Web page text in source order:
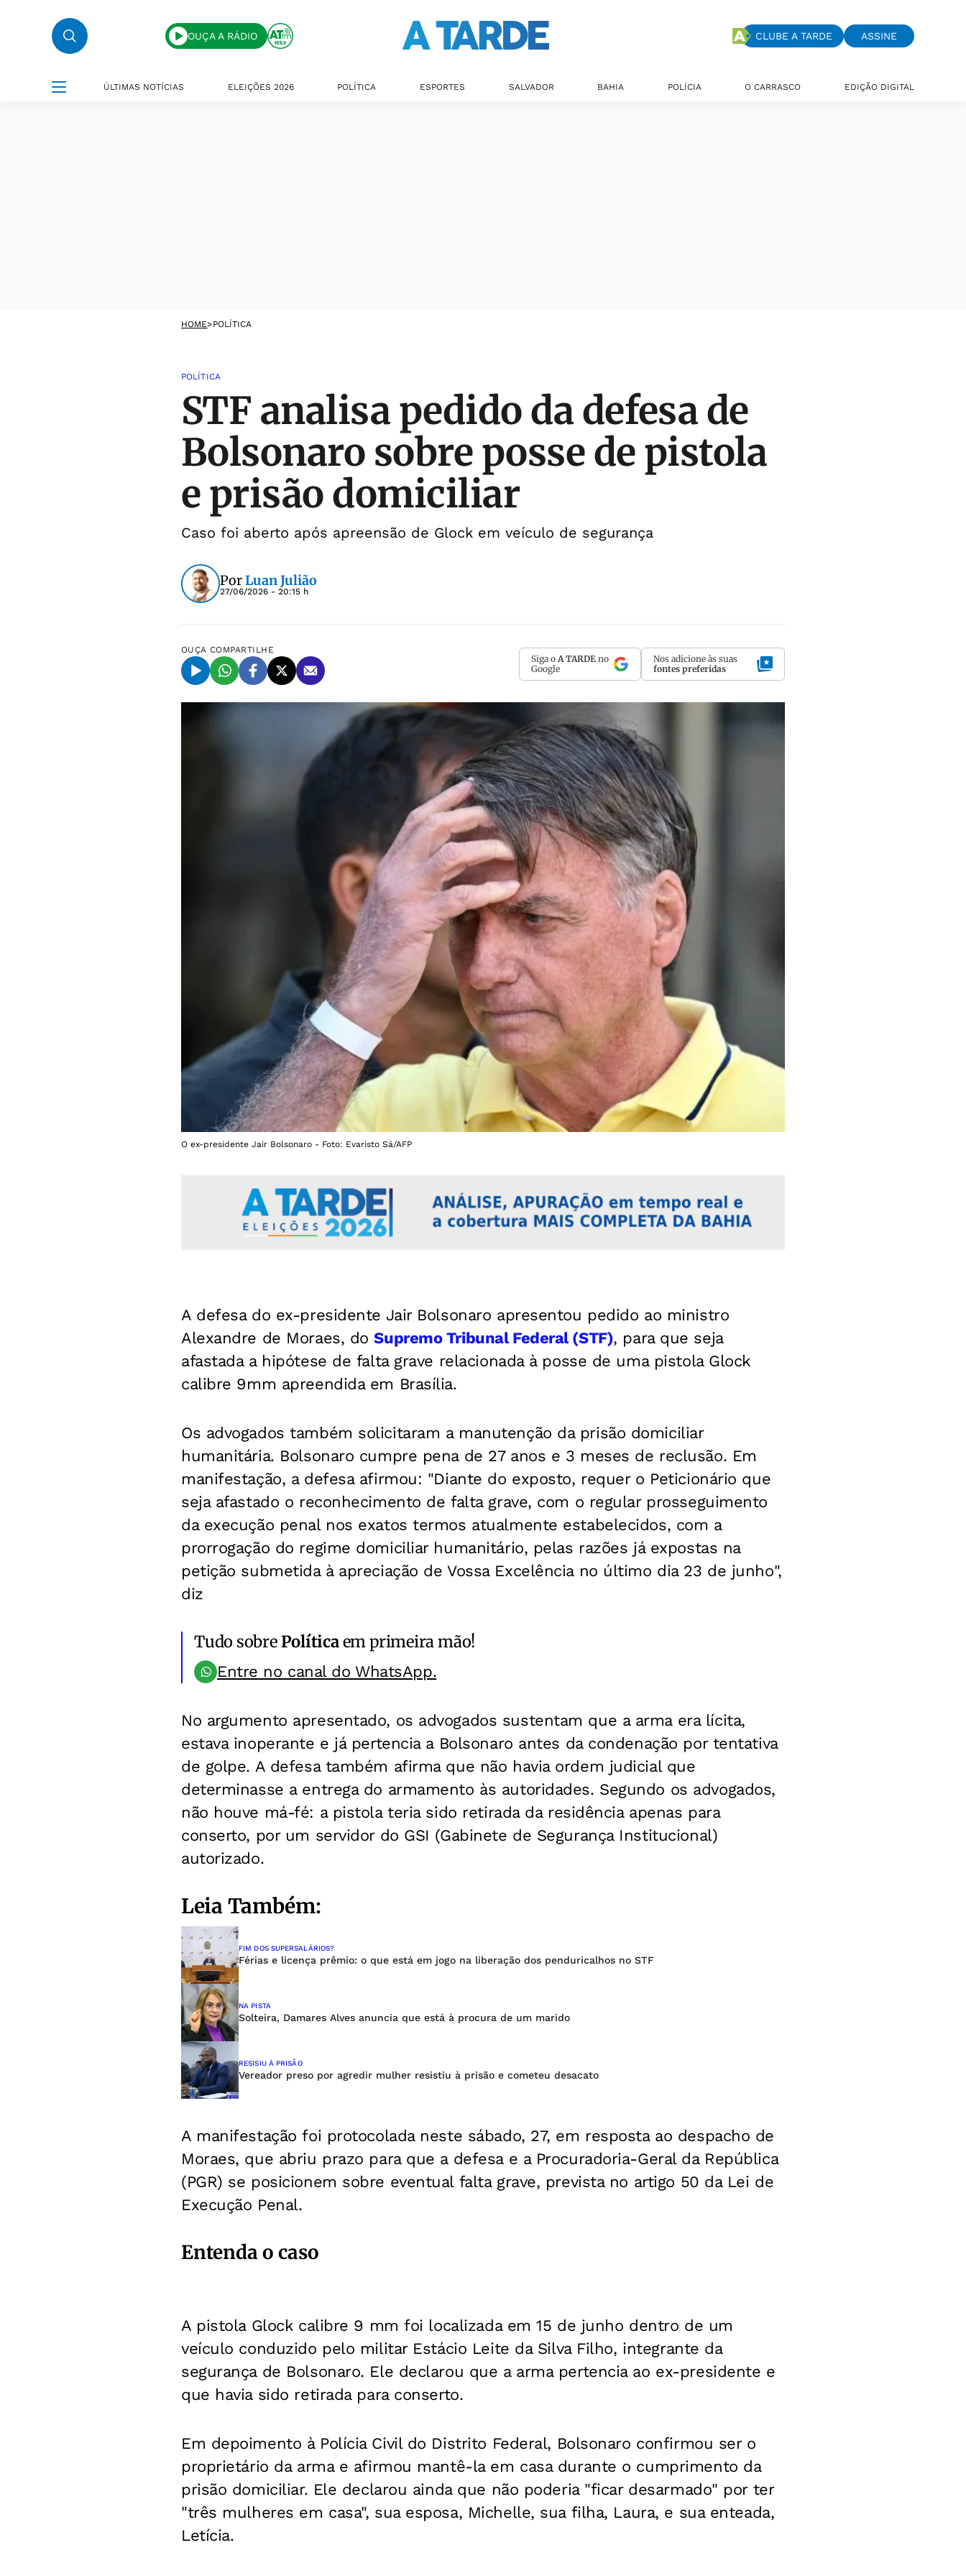
OUÇA A RÁDIO CLUBE A TARDE ASSINE
ÚLTIMAS NOTÍCIAS ELEIÇÕES 2026 POLÍTICA ESPORTES SALVADOR BAHIA POLÍCIA O CARRASCO EDIÇÃO DIGITAL
HOME>POLÍTICA
POLÍTICA
STF analisa pedido da defesa de
Bolsonaro sobre posse de pistola
e prisão domiciliar
Caso foi aberto após apreensão de Glock em veículo de segurança
PorLuan Julião
27/06/2026 - 20:15 h
OUÇA COMPARTILHE
Siga o A TARDE no
Google
Nos adicione às suas
fontes preferidas
O ex-presidente Jair Bolsonaro - Foto: Evaristo Sá/AFP
A defesa do ex-presidente Jair Bolsonaro apresentou pedido ao ministro
Alexandre de Moraes, doSupremo Tribunal Federal (STF), para que seja
afastada a hipótese de falta grave relacionada à posse de uma pistola Glock
calibre 9mm apreendida em Brasília.
Os advogados também solicitaram a manutenção da prisão domiciliar
humanitária. Bolsonaro cumpre pena de 27 anos e 3 meses de reclusão. Em
manifestação, a defesa afirmou: "Diante do exposto, requer o Peticionário que
seja afastado o reconhecimento de falta grave, com o regular prosseguimento
da execução penal nos exatos termos atualmente estabelecidos, com a
prorrogação do regime domiciliar humanitário, pelas razões já expostas na
petição submetida à apreciação de Vossa Excelência no último dia 23 de junho",
diz
Tudo sobrePolíticaem primeira mão!
Entre no canal do WhatsApp.
No argumento apresentado, os advogados sustentam que a arma era lícita,
estava inoperante e já pertencia a Bolsonaro antes da condenação por tentativa
de golpe. A defesa também afirma que não havia ordem judicial que
determinasse a entrega do armamento às autoridades. Segundo os advogados,
não houve má-fé: a pistola teria sido retirada da residência apenas para
conserto, por um servidor do GSI (Gabinete de Segurança Institucional)
autorizado.
Leia Também:
FIM DOS SUPERSALÁRIOS?
Férias e licença prêmio: o que está em jogo na liberação dos penduricalhos no STF
NA PISTA
Solteira, Damares Alves anuncia que está à procura de um marido
RESISIU À PRISÃO
Vereador preso por agredir mulher resistiu à prisão e cometeu desacato
A manifestação foi protocolada neste sábado, 27, em resposta ao despacho de
Moraes, que abriu prazo para que a defesa e a Procuradoria-Geral da República
(PGR) se posicionem sobre eventual falta grave, prevista no artigo 50 da Lei de
Execução Penal.
Entenda o caso
A pistola Glock calibre 9 mm foi localizada em 15 de junho dentro de um
veículo conduzido pelo militar Estácio Leite da Silva Filho, integrante da
segurança de Bolsonaro. Ele declarou que a arma pertencia ao ex-presidente e
que havia sido retirada para conserto.
Em depoimento à Polícia Civil do Distrito Federal, Bolsonaro confirmou ser o
proprietário da arma e afirmou mantê-la em casa durante o cumprimento da
prisão domiciliar. Ele declarou ainda que não poderia "ficar desarmado" por ter
"três mulheres em casa", sua esposa, Michelle, sua filha, Laura, e sua enteada,
Letícia.